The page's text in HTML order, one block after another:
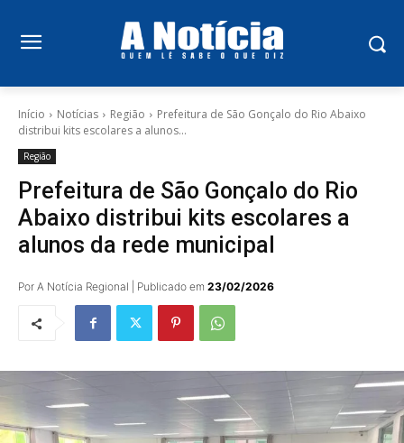
Início Notícias Região
Prefeitura de São Gonçalo do Rio Abaixo
distribui kits escolares a alunos...
Região
Prefeitura de São Gonçalo do Rio
Abaixo distribui kits escolares a
alunos da rede municipal
Por A Notícia Regional | Publicado em 23/02/2026